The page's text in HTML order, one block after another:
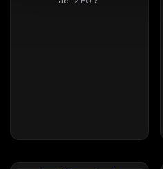
2023 brachte RQS als
Hybriden für Heimgärtner
Gleichmäßigkeit statt
Mehr zur Geschichte und
Queen Seeds erfährst du